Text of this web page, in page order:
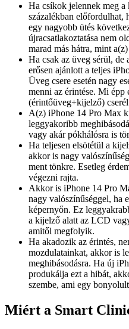
Ha csíkok jelennek meg
százalékban előfordulhat,
egy nagyobb ütés
újracsatlakoztatása nem
marad más hátra, mint
Ha csak az üveg sérül, de
erősen ajánlott a teljes
Üveg csere esetén nagy
menni az érintése. Mi
(érintőüveg+kijelző)
A(z) iPhone 14 Pro Max
leggyakoribb
vagy akár pókhálósra is
Ha teljesen elsötétül a
akkor is nagy
ment tönkre. Esetleg
végezni rajta.
Akkor is iPhone 14 Pro
nagy valószínűséggel, ha
képernyőn. Ez
a kijelző alatt az LCD
amitől megfolyik.
Ha akadozik az érintés,
mozdulatainkat, akkor is
meghibásodásra. Ha új
produkálja ezt a hibát,
szembe, ami egy
Miért a Smart